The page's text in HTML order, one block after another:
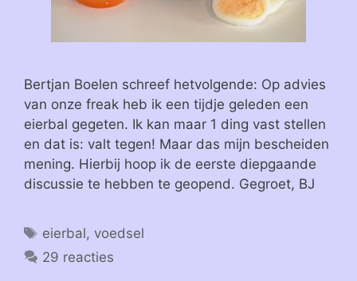
Bertjan Boelen schreef hetvolgende: Op advies
van onze freak heb ik een tijdje geleden een
eierbal gegeten. Ik kan maar 1 ding vast stellen
en dat is: valt tegen! Maar das mijn bescheiden
mening. Hierbij hoop ik de eerste diepgaande
discussie te hebben te geopend. Gegroet, BJ
Tags
eierbal, voedsel
29 reacties